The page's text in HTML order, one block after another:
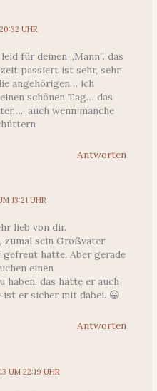
UHR
für deinen „Mann“. das
passiert ist sehr, sehr
angehörigen… ich
schönen Tag… das
auch wenn manche
Antworten
13:21 UHR
lieb von dir.
sein Großvater
gefreut hatte. Aber gerade
einen
haben, das hätte er auch
er sicher mit dabei. 😀
Antworten
UM 22:19 UHR